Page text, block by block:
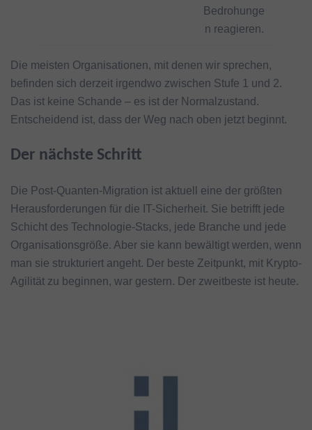
Bedrohunge
n reagieren.
Die meisten Organisationen, mit denen wir sprechen,
befinden sich derzeit irgendwo zwischen Stufe 1 und 2.
Das ist keine Schande – es ist der Normalzustand.
Entscheidend ist, dass der Weg nach oben jetzt beginnt.
Der nächste Schritt
Die Post-Quanten-Migration ist aktuell eine der größten
Herausforderungen für die IT-Sicherheit. Sie betrifft jede
Schicht des Technologie-Stacks, jede Branche und jede
Organisationsgröße. Aber sie kann bewältigt werden, wenn
man sie strukturiert angeht. Der beste Zeitpunkt, mit Krypto-
Agilität zu beginnen, war gestern. Der zweitbeste ist heute.